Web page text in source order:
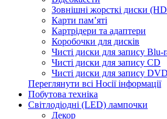
Зовнішні жорсткі диски
Карти пам’яті
Картрідери та адаптери
Коробочки для дисків
Чисті диски для запису Blu-
Чисті диски для запису CD
Чисті диски для запису DVD
Переглянути всі Носії інформації
Побутова техніка
Світлодіодні (LED) лампочки
Декор